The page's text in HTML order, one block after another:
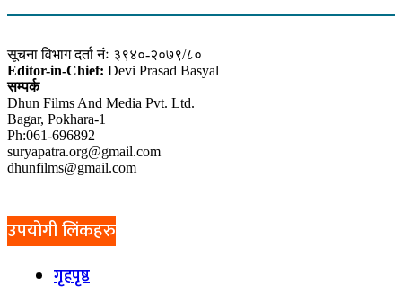
सूचना विभाग दर्ता नंः ३९४०-२०७९/८०
Editor-in-Chief: Devi Prasad Basyal
सम्पर्क
Dhun Films And Media Pvt. Ltd.
Bagar, Pokhara-1
Ph:061-696892
suryapatra.org@gmail.com
dhunfilms@gmail.com
उपयोगी लिंकहरु
गृहपृष्ठ